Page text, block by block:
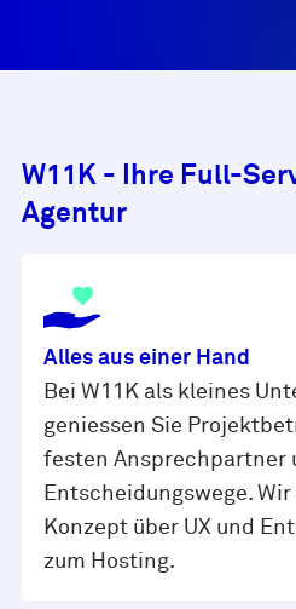
W11K - Ihre Full-
Agentur
Alles aus einer Hand
Bei W11K als kleines
geniessen Sie
festen Ansprechpartner
Entscheidungswege.
Konzept über UX und
zum Hosting.